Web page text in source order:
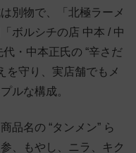
別物で、「北極ラーメ
ボルシチの店 中本 / 中
・中本正氏の “辛さだ
を守り、実店舗でもメ
ルな構成。
品名の “タンメン” ら
、もやし、ニラ、キク